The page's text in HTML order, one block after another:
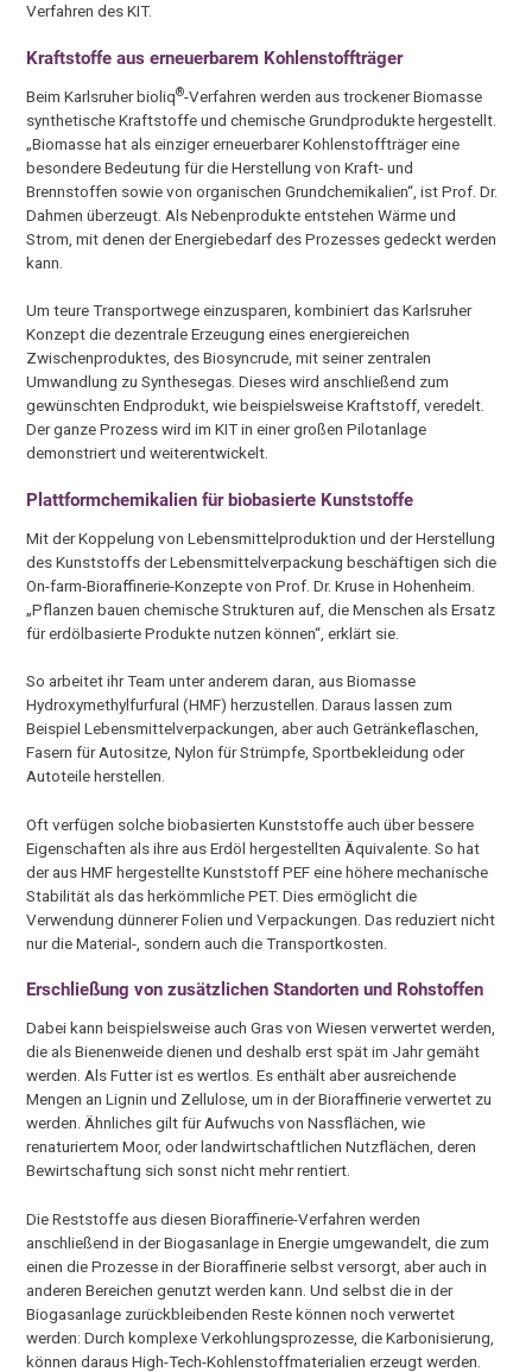
Verfahren des KIT.
Kraftstoffe aus erneuerbarem Kohlenstoffträger
Beim Karlsruher bioliq®-Verfahren werden aus trockener Biomasse
synthetische Kraftstoffe und chemische Grundprodukte hergestellt.
„Biomasse hat als einziger erneuerbarer Kohlenstoffträger eine
besondere Bedeutung für die Herstellung von Kraft- und
Brennstoffen sowie von organischen Grundchemikalien“, ist Prof. Dr.
Dahmen überzeugt. Als Nebenprodukte entstehen Wärme und
Strom, mit denen der Energiebedarf des Prozesses gedeckt werden
kann.
Um teure Transportwege einzusparen, kombiniert das Karlsruher
Konzept die dezentrale Erzeugung eines energiereichen
Zwischenproduktes, des Biosyncrude, mit seiner zentralen
Umwandlung zu Synthesegas. Dieses wird anschließend zum
gewünschten Endprodukt, wie beispielsweise Kraftstoff, veredelt.
Der ganze Prozess wird im KIT in einer großen Pilotanlage
demonstriert und weiterentwickelt.
Plattformchemikalien für biobasierte Kunststoffe
Mit der Koppelung von Lebensmittelproduktion und der Herstellung
des Kunststoffs der Lebensmittelverpackung beschäftigen sich die
On-farm-Bioraffinerie-Konzepte von Prof. Dr. Kruse in Hohenheim.
„Pflanzen bauen chemische Strukturen auf, die Menschen als Ersatz
für erdölbasierte Produkte nutzen können“, erklärt sie.
So arbeitet ihr Team unter anderem daran, aus Biomasse
Hydroxymethylfurfural (HMF) herzustellen. Daraus lassen zum
Beispiel Lebensmittelverpackungen, aber auch Getränkeflaschen,
Fasern für Autositze, Nylon für Strümpfe, Sportbekleidung oder
Autoteile herstellen.
Oft verfügen solche biobasierten Kunststoffe auch über bessere
Eigenschaften als ihre aus Erdöl hergestellten Äquivalente. So hat
der aus HMF hergestellte Kunststoff PEF eine höhere mechanische
Stabilität als das herkömmliche PET. Dies ermöglicht die
Verwendung dünnerer Folien und Verpackungen. Das reduziert nicht
nur die Material-, sondern auch die Transportkosten.
Erschließung von zusätzlichen Standorten und Rohstoffen
Dabei kann beispielsweise auch Gras von Wiesen verwertet werden,
die als Bienenweide dienen und deshalb erst spät im Jahr gemäht
werden. Als Futter ist es wertlos. Es enthält aber ausreichende
Mengen an Lignin und Zellulose, um in der Bioraffinerie verwertet zu
werden. Ähnliches gilt für Aufwuchs von Nassflächen, wie
renaturiertem Moor, oder landwirtschaftlichen Nutzflächen, deren
Bewirtschaftung sich sonst nicht mehr rentiert.
Die Reststoffe aus diesen Bioraffinerie-Verfahren werden
anschließend in der Biogasanlage in Energie umgewandelt, die zum
einen die Prozesse in der Bioraffinerie selbst versorgt, aber auch in
anderen Bereichen genutzt werden kann. Und selbst die in der
Biogasanlage zurückbleibenden Reste können noch verwertet
werden: Durch komplexe Verkohlungsprozesse, die Karbonisierung,
können daraus High-Tech-Kohlenstoffmaterialien erzeugt werden.